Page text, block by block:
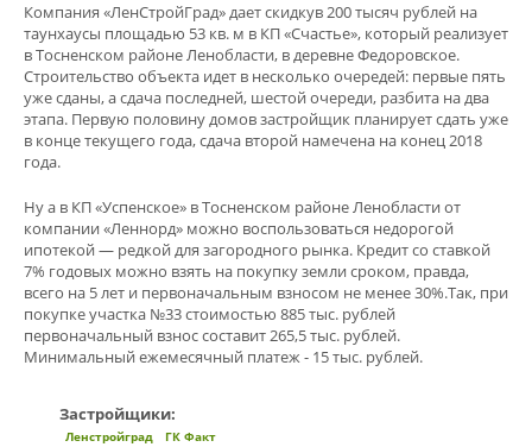
Компания «ЛенСтройГрад» дает скидкув 200 тысяч рублей на
таунхаусы площадью 53 кв. м в КП «Счастье», который реализует
в Тосненском районе Ленобласти, в деревне Федоровское.
Строительство объекта идет в несколько очередей: первые пять
уже сданы, а сдача последней, шестой очереди, разбита на два
этапа. Первую половину домов застройщик планирует сдать уже
в конце текущего года, сдача второй намечена на конец 2018
года.
Ну а в КП «Успенское» в Тосненском районе Ленобласти от
компании «Леннорд» можно воспользоваться недорогой
ипотекой — редкой для загородного рынка. Кредит со ставкой
7% годовых можно взять на покупку земли сроком, правда,
всего на 5 лет и первоначальным взносом не менее 30%.Так, при
покупке участка №33 стоимостью 885 тыс. рублей
первоначальный взнос составит 265,5 тыс. рублей.
Минимальный ежемесячный платеж - 15 тыс. рублей.
Застройщики:
Ленстройград ГК Факт